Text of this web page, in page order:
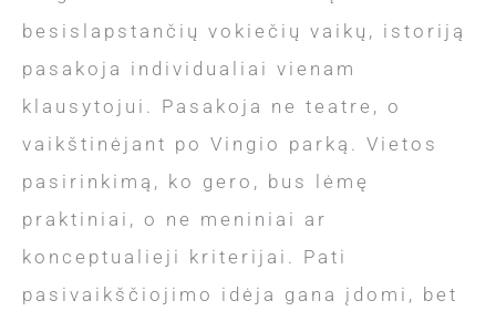
besislapstančių vokiečių vaikų, istoriją
pasakoja individualiai vienam
klausytojui. Pasakoja ne teatre, o
vaikštinėjant po Vingio parką. Vietos
pasirinkimą, ko gero, bus lėmę
praktiniai, o ne meniniai ar
konceptualieji kriterijai. Pati
pasivaikščiojimo idėja gana įdomi, bet